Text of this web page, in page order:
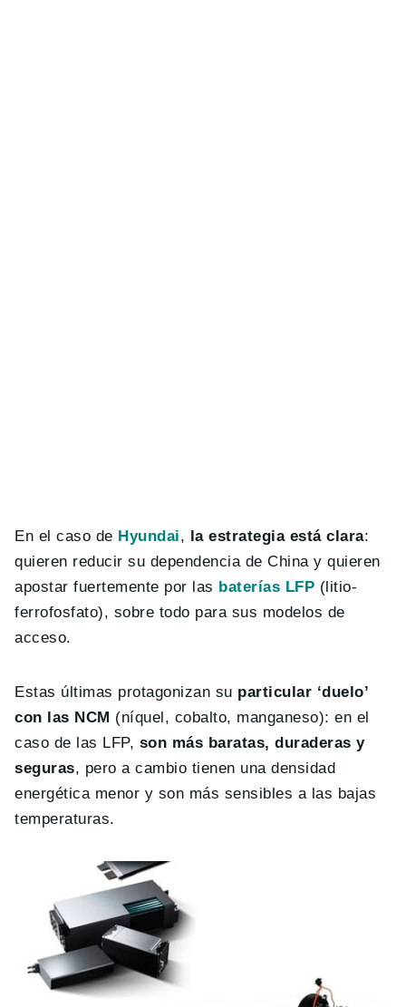
En el caso de Hyundai, la estrategia está clara:
quieren reducir su dependencia de China y quieren
apostar fuertemente por las baterías LFP (litio-
ferrofosfato), sobre todo para sus modelos de
acceso.
Estas últimas protagonizan su particular ‘duelo’
con las NCM (níquel, cobalto, manganeso): en el
caso de las LFP, son más baratas, duraderas y
seguras, pero a cambio tienen una densidad
energética menor y son más sensibles a las bajas
temperaturas.